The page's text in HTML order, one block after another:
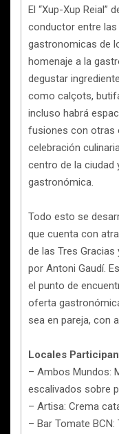
El “Xup-Xup Reial”
conductor entre
gastronomicas de
homenaje a la
degustar
como calçots,
incluso habrá
fusiones con otras
celebración
centro de la ciudad
gastronómica.
Todo esto se
que cuenta con
de las Tres
por Antoni Gaudí.
el punto de
oferta
sea en pareja, con
Locales
– Ambos Mundos:
escalivados sobre
– Artisa: Crema
– Bar Tomate